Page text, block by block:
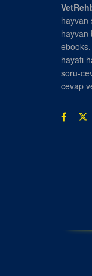
hayvan
hayvan
hayatı
soru-
cevap